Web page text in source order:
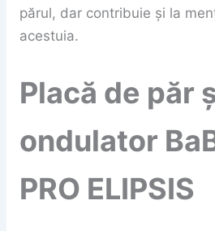
părul, dar contribuie și la
acestuia.
Placă de păr
ondulator
PRO ELIPSIS